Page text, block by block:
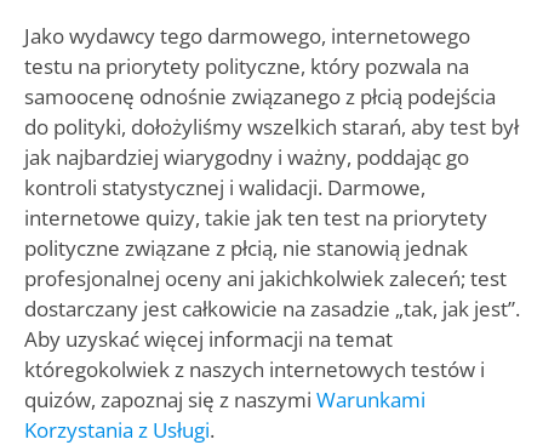
Jako wydawcy tego darmowego, internetowego
testu na priorytety polityczne, który pozwala na
samoocenę odnośnie związanego z płcią podejścia
do polityki, dołożyliśmy wszelkich starań, aby test był
jak najbardziej wiarygodny i ważny, poddając go
kontroli statystycznej i walidacji. Darmowe,
internetowe quizy, takie jak ten test na priorytety
polityczne związane z płcią, nie stanowią jednak
profesjonalnej oceny ani jakichkolwiek zaleceń; test
dostarczany jest całkowicie na zasadzie „tak, jak jest”.
Aby uzyskać więcej informacji na temat
któregokolwiek z naszych internetowych testów i
quizów, zapoznaj się z naszymi Warunkami
Korzystania z Usługi.